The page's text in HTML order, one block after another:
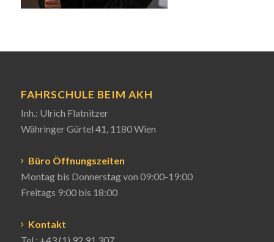
FAHRSCHULE BEIM AKH
Inh.: Ulrich Flatnitzer
Währinger Gürtel 41, 1180 Wien
Büro Öffnungszeiten
Montag bis Donnerstag von 09:00-19:00
Freitags 9:00 bis 18:00
Kontakt